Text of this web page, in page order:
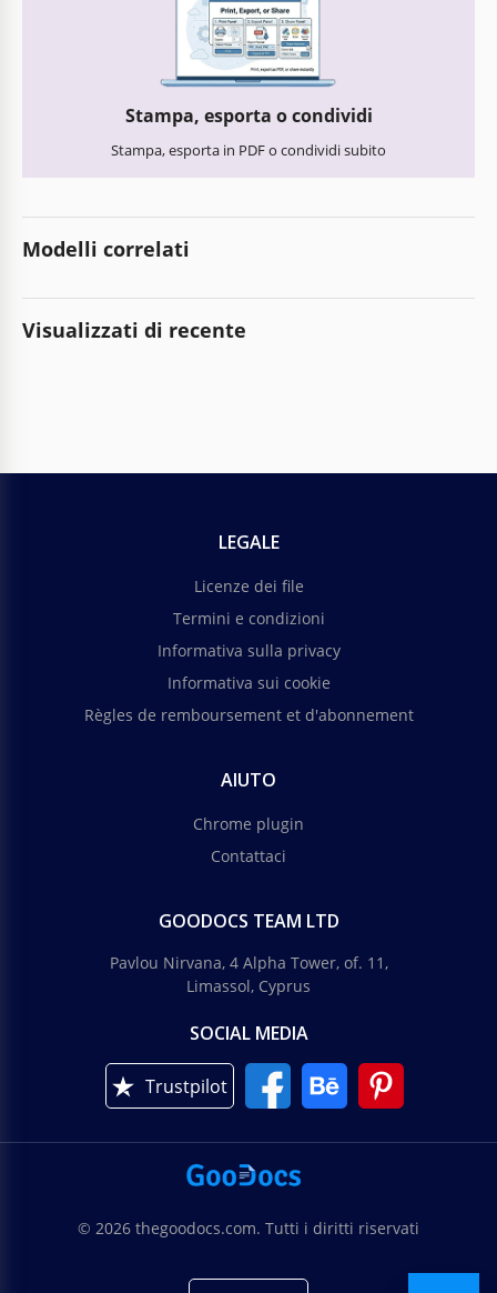
Stampa, esporta o condividi
Stampa, esporta in PDF o condividi subito
Modelli correlati
Visualizzati di recente
LEGALE
Licenze dei file
Termini e condizioni
Informativa sulla privacy
Informativa sui cookie
Règles de remboursement et d'abonnement
AIUTO
Chrome plugin
Contattaci
GOODOCS TEAM LTD
Pavlou Nirvana, 4 Alpha Tower, of. 11,
Limassol, Cyprus
SOCIAL MEDIA
Trustpilot
© 2026 thegoodocs.com. Tutti i diritti riservati